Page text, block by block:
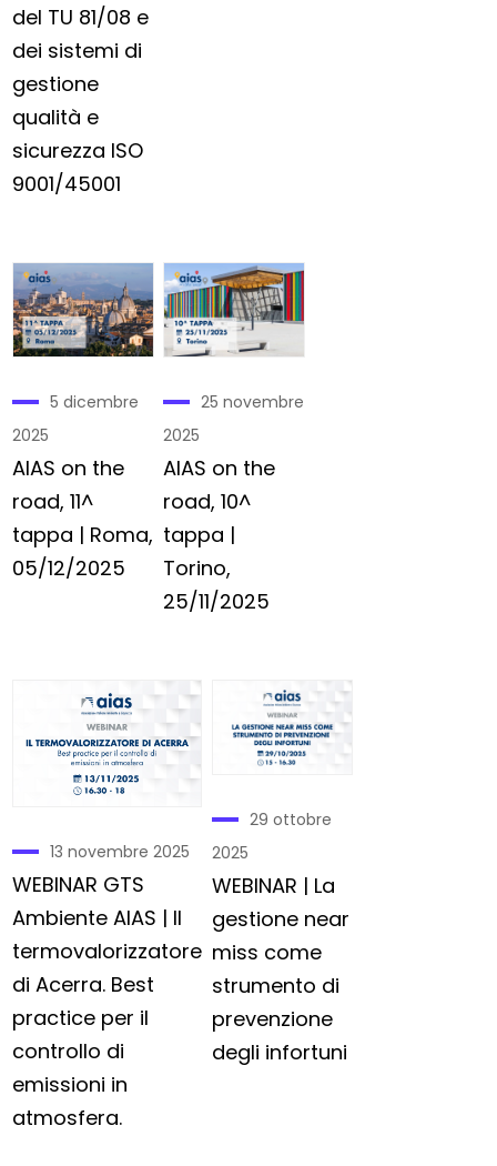
del TU 81/08 e
dei sistemi di
gestione
qualità e
sicurezza ISO
9001/45001
5 dicembre
2025
AIAS on the
road, 11^
tappa | Roma,
05/12/2025
25 novembre
2025
AIAS on the
road, 10^
tappa |
Torino,
25/11/2025
13 novembre 2025
WEBINAR GTS
Ambiente AIAS | Il
termovalorizzatore
di Acerra. Best
practice per il
controllo di
emissioni in
atmosfera.
29 ottobre
2025
WEBINAR | La
gestione near
miss come
strumento di
prevenzione
degli infortuni